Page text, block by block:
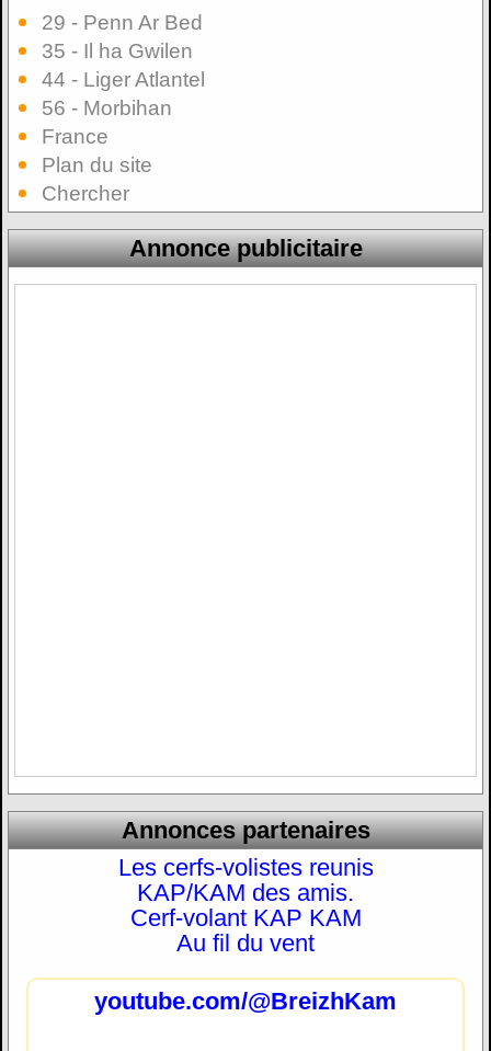
29 - Penn Ar Bed
35 - Il ha Gwilen
44 - Liger Atlantel
56 - Morbihan
France
Plan du site
Chercher
Annonce publicitaire
Annonces partenaires
Les cerfs-volistes reunis
KAP/KAM des amis.
Cerf-volant KAP KAM
Au fil du vent
youtube.com/@BreizhKam